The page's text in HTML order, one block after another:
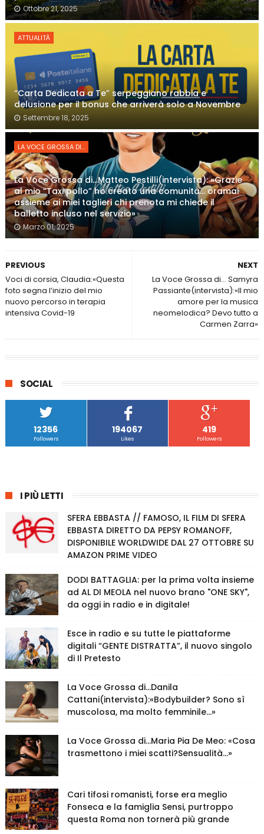
Ottobre 21, 2025
ATTUALITÀ
“Carta Dedicata a Te” serpeggiano rabbia e
delusione per il bonus che arriverà solo a Novembre
Settembre 18, 2025
LA VOCE GROSSA DI...
La Voce Grossa di…Matteo Pestilli(intervista): «Grazie
al mio “Taxi pollo” ho creato una comunità… oramai
assieme ai miei taglieri chi prenota mi chiede il
balletto incluso nel servizio»
Marzo 01, 2025
NEXT
La Voce Grossa di… Samyra
Passiante(intervista):«Il mio
amore per la musica
neomelodica? Devo tutto a
Carmen Zarra»
PREVIOUS
Voci di corsia, Claudia:«Questa
foto segna l’inizio del mio
nuovo percorso in terapia
intensiva Covid-19
SOCIAL
12356
Followers
194067
Likes
419
Followers
I PIÙ LETTI
SFERA EBBASTA // FAMOSO, IL FILM DI SFERA
EBBASTA DIRETTO DA PEPSY ROMANOFF,
DISPONIBILE WORLDWIDE DAL 27 OTTOBRE SU
AMAZON PRIME VIDEO
DODI BATTAGLIA: per la prima volta insieme
ad AL DI MEOLA nel nuovo brano "ONE SKY",
da oggi in radio e in digitale!
Esce in radio e su tutte le piattaforme
digitali “GENTE DISTRATTA”, il nuovo singolo
di Il Pretesto
La Voce Grossa di…Danila
Cattani(intervista):«Bodybuilder? Sono sì
muscolosa, ma molto femminile…»
La Voce Grossa di…Maria Pia De Meo: «Cosa
trasmettono i miei scatti?Sensualità…»
Cari tifosi romanisti, forse era meglio
Fonseca e la famiglia Sensi, purtroppo
questa Roma non tornerà più grande